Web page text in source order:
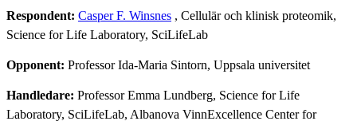
Respondent: Casper F. Winsnes , Cellulär och klinisk proteomik,
Science for Life Laboratory, SciLifeLab
Opponent: Professor Ida-Maria Sintorn, Uppsala universitet
Handledare: Professor Emma Lundberg, Science for Life
Laboratory, SciLifeLab, Albanova VinnExcellence Center for